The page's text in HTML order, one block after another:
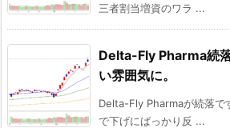
三者割当増資のワラ ...
Delta-Fly Pharma続
い雰囲気に。
Delta-Fly Pharmaが続落で
で下げにばっかり反 ...